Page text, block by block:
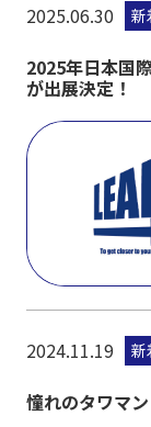
2025.06.30 新
2025年日本国
が出展決定！
2024.11.19 新
憧れのタワマ